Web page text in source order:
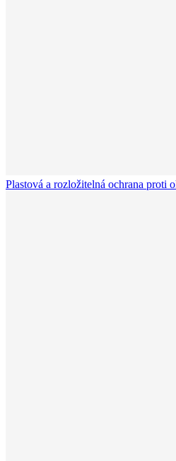
Plastová a rozložitelná ochrana proti